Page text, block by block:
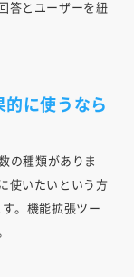
答とユーザーを紐
に使うなら
の種類がありま
使いたいという方
。機能拡張ツー